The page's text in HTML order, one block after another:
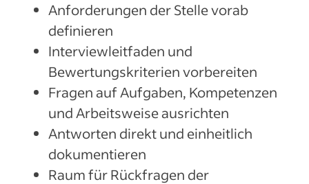
Anforderungen der Stelle vorab
definieren
Interviewleitfaden und
Bewertungskriterien vorbereiten
Fragen auf Aufgaben, Kompetenzen
und Arbeitsweise ausrichten
Antworten direkt und einheitlich
dokumentieren
Raum für Rückfragen der